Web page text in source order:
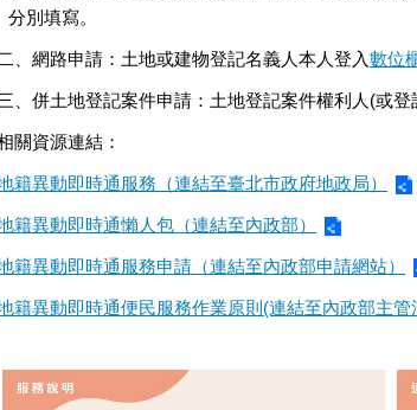
分別填寫。
、網路申請：土地或建物登記名義人本人登入數位
、併土地登記案件申請：土地登記案件權利人(或
關資源連結：
籍異動即時通服務（連結至臺北市政府地政局）
籍異動即時通懶人包（連結至內政部）
籍異動即時通服務申請（連結至內政部申請網站）
籍異動即時通便民服務作業原則(連結至內政部主管